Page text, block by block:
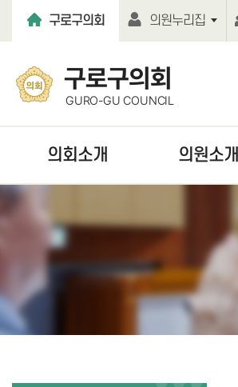
구로구의회
의원누리집
구로구의회
GURO-GU COUNCIL
의회소개
의회연혁
의회기능
의원소개
역대의원
의원윤리강령
의원행동강령